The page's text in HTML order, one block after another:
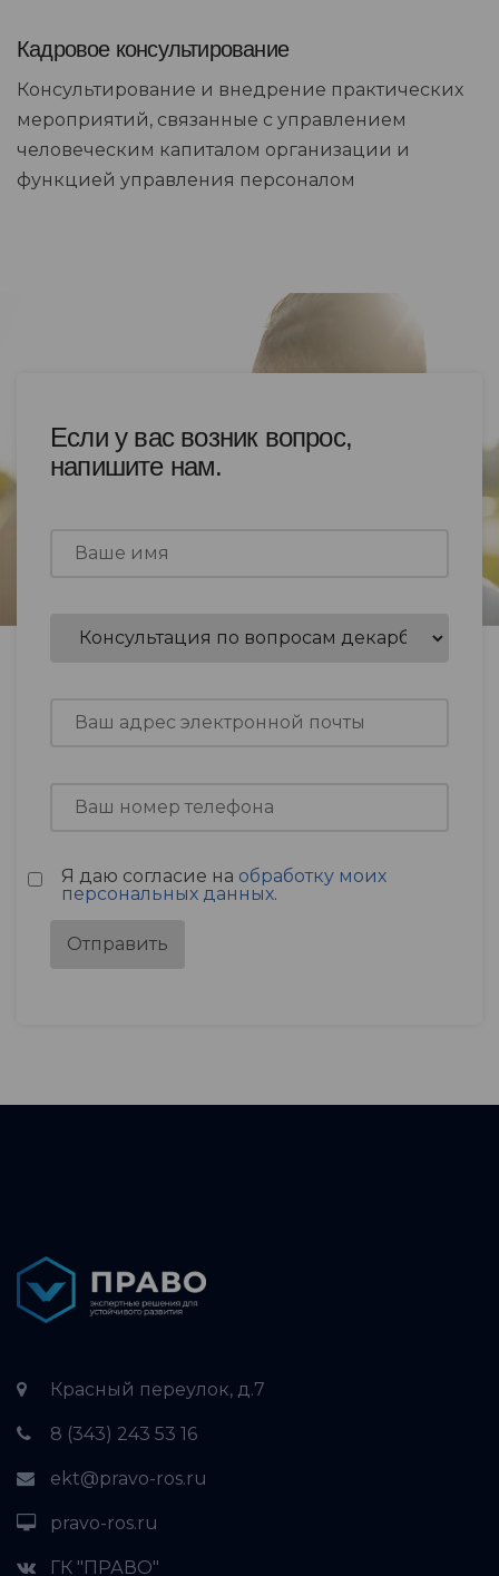
Кадровое консультирование
Консультирование и внедрение практических
мероприятий, связанные с управлением
человеческим капиталом организации и
функцией управления персоналом
Если у вас возник вопрос,
напишите нам.
Я даю согласие на обработку моих
персональных данных.
Отправить
Красный переулок, д.7
8 (343) 243 53 16
ekt@pravo-ros.ru
pravo-ros.ru
ГК "ПРАВО"